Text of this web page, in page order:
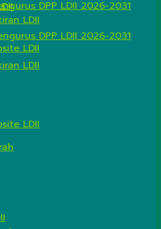
DPP LDII 2026-2031
LDII
LDII
DPP LDII 2026-2031
LDII
LDII